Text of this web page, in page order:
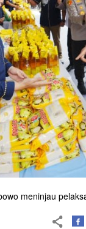
meninjau